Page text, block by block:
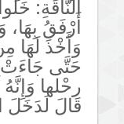
النَّاقَةِ:
أَرْفَقُ بِهَا،
وَأَخْذَ لَهَا
حَتَّى جَاءَتْ
رحْلها
قَالَ لَدَخَلَ